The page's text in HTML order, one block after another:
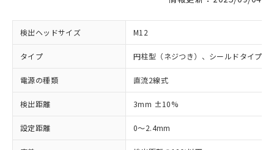
検出ヘッドサイズ M12
タイプ 円柱型（ネジつき）、シールドタイプ
電源の種類 直流2線式
検出距離 3mm ±10%
設定距離 0～2.4mm